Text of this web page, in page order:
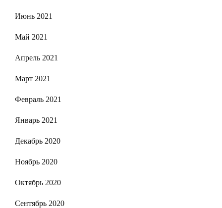
Июнь 2021
Май 2021
Апрель 2021
Март 2021
Февраль 2021
Январь 2021
Декабрь 2020
Ноябрь 2020
Октябрь 2020
Сентябрь 2020